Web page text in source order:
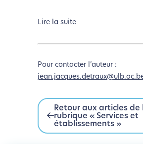
Lire la suite
Pour contacter l’auteur :
Retour aux articles de
rubrique « Services et
établissements »